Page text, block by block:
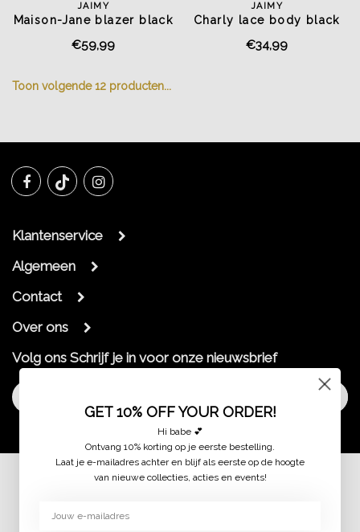
JAIMY
Maison-Jane blazer black
€59,99
JAIMY
Charly lace body black
€34,99
Toon volgende12 producten...
Klantenservice
Algemeen
Contact
Over ons
Volg ons Schrijf je in voor onze nieuwsbrief
GET 10% OFF YOUR ORDER!
Hi babe 💕
Ontvang 10% korting op je eerste bestelling.
Laat je e-mailadres achter en blijf als eerste op de hoogte
van nieuwe collecties, acties en events!